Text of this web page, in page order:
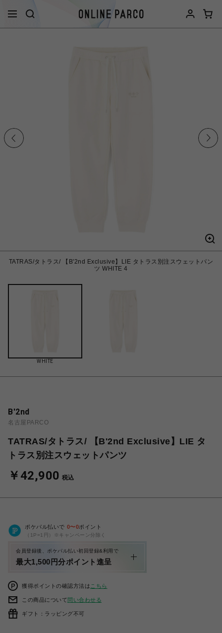
TATRAS/タトラス/ 【B'2nd Exclusive】LIE タトラス別注スウェットパン
ツ WHITE 4
WHITE
B'2nd
名古屋PARCO
TATRAS/タトラス/ 【B'2nd Exclusive】LIE タ
トラス別注スウェットパンツ
￥42,900 税込
ポケパル払いで 0〜0ポイント
（1P=1円）※キャンペーン分除く
会員登録後、ポケパル払い初回登録&利用で
最大1,500円分ポイント進呈
獲得ポイントの確認方法は こちら
この商品について問い合わせる
ギフト：ラッピング不可